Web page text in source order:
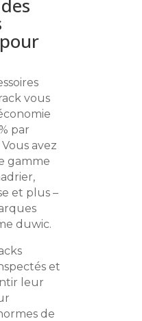
vous
par
avez
gamme
et plus –
duwic.
et
leur
de